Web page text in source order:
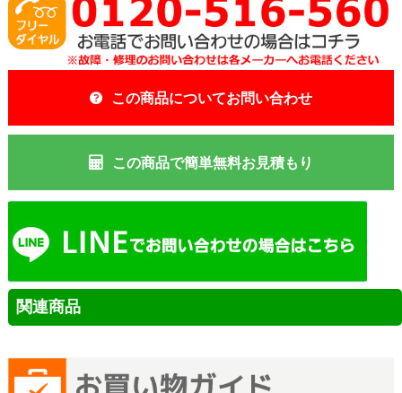
この商品についてお問い合わせ
この商品で簡単無料お見積もり
関連商品